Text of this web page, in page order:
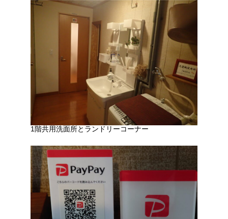
1階共用洗面所とランドリーコーナー